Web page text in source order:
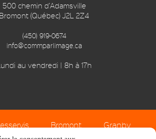
500 chemin d’Adamsville
Bromont (Québec) J2L 2Z4
(450) 919-0674
info@commparlimage.ca
au vendredi | 8h à 17h
Bromont
Granby
Sherbrooke